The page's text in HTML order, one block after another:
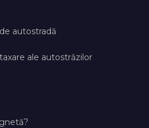
autostradă
ale autostrăzilor